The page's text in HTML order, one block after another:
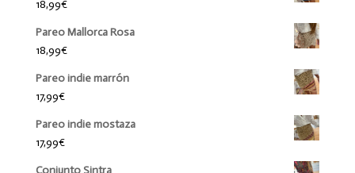
18,99€
Pareo Mallorca Rosa
18,99€
Pareo indie marrón
17,99€
Pareo indie mostaza
17,99€
Conjunto Sintra